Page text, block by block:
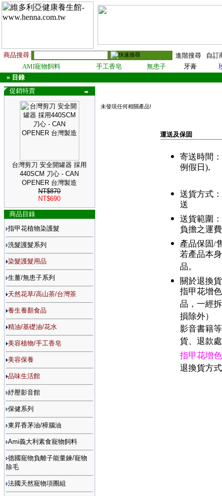
商品搜尋: 進階搜尋
自訂
AMI寵物飼料
手工香皂 無患子 牙膏
» 目錄
促銷特賣
台灣剪刀 安全開罐器 採用
440SCM 刀心 - CAN
OPENER 台灣製造
NT$870
NT$690
商品目錄
指甲花植物染護髮
洗髮護髮系列
染髮護髮用品
生薑/無患子系列
天然花草/高山茶/台灣茶
養生養顏食品
精油/基礎油/花水
美容植物/手工香皂
美容保養
品味生活館
紓壓影音館
保健系列
東昇香茅油/樟腦油
Ami義大利素食寵物飼料
德國寵物負離子能量鍊/寵物
除毛
法國天然寵物項圈組
未發現任何相關產品!
運送及保固
寄送時間
例假日),
送貨方式：
送
送貨範圍：
負擔之運
產品保固/
若產品本
品。
關於退換貨
指甲花增
品，一經
損除外）
影音書籍
貨、退款
指甲花增
退換貨方